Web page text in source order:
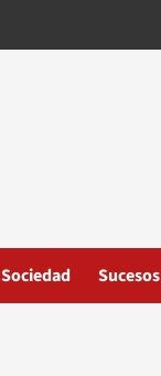
Sociedad Sucesos